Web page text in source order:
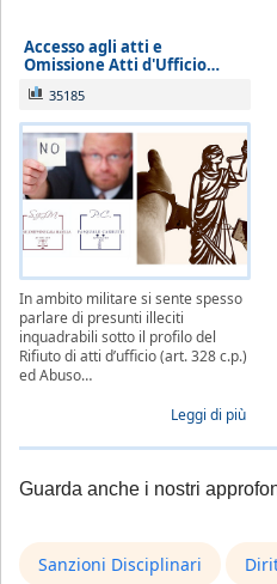
Accesso agli atti e
Omissione Atti d'Ufficio…
35185
In ambito militare si sente spesso
parlare di presunti illeciti
inquadrabili sotto il profilo del
Rifiuto di atti d’ufficio (art. 328 c.p.)
ed Abuso…
Leggi di più
Guarda anche i nostri
Sanzioni Disciplinari